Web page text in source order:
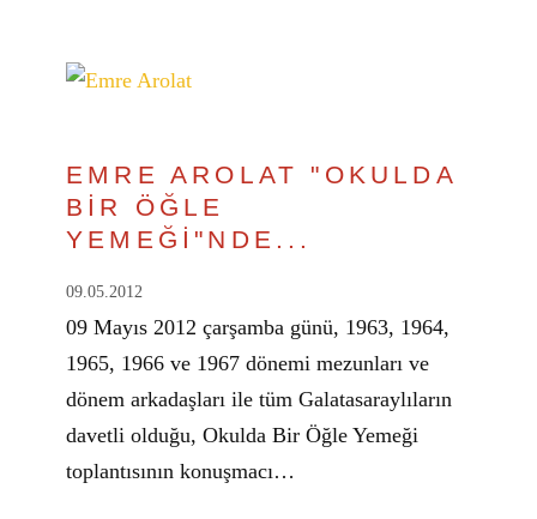
EMRE AROLAT "OKULDA
BİR ÖĞLE
YEMEĞİ"NDE...
09.05.2012
09 Mayıs 2012 çarşamba günü, 1963, 1964,
1965, 1966 ve 1967 dönemi mezunları ve
dönem arkadaşları ile tüm Galatasaraylıların
davetli olduğu, Okulda Bir Öğle Yemeği
toplantısının konuşmacı…